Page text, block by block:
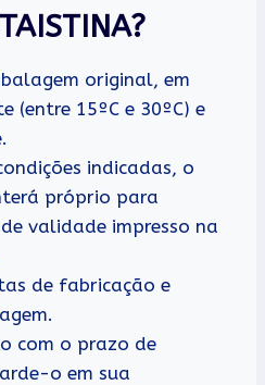
original, em
(entre 15ºC e 30ºC) e
indicadas, o
próprio para
validade impresso na
de fabricação e
com o prazo de
o em sua